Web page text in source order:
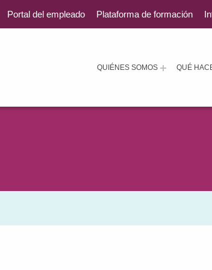
QUIÉNES SOMOS QUÉ
Portal del empleado Plataforma de formación